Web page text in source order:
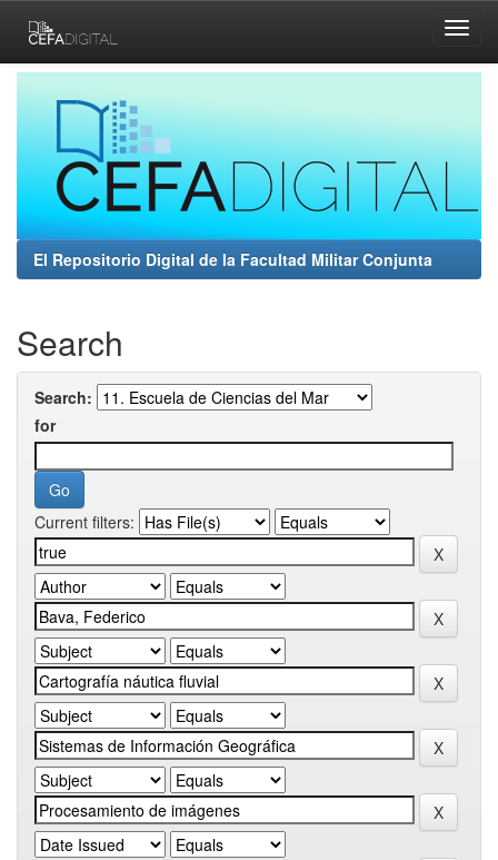
navigation
El Repositorio Digital de la Facultad Militar Conjunta
Search
Search:
for
Current filters: